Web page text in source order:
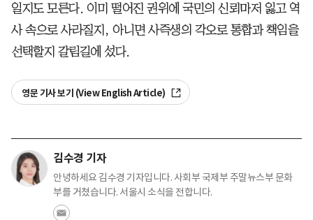
일지도 모른다. 이미 떨어진 권위에 국민의 신뢰마저 잃고 역
사 속으로 사라질지, 아니면 사즉생의 각오로 통합과 책임을
선택할지 갈림길에 섰다.
영문 기사 보기 (View English Article)
김수경 기자
안녕하세요 김수경 기자입니다. 사회부 국제부 주말뉴스부 문화
부를 거쳤습니다. 서울시 소식을 전합니다.